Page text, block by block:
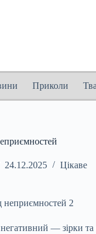
Приколи
24.12.2025 Цікаве
— зірки та